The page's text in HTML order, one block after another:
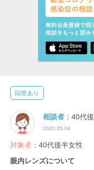
回答あり
相談者 ：40代
2020.05.04
対象者 ：40代後半女性
眼内レンズについて